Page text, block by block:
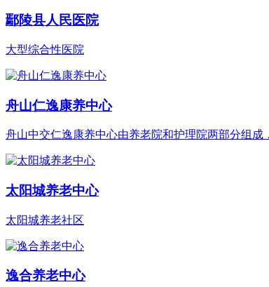
鄢陵县人民医院
大型综合性医院
舟山仁逸康养中心
舟山中交仁逸康养中心由养老院和护理院两部分组
太阳城养老中心
太阳城养老社区
逸合养老中心